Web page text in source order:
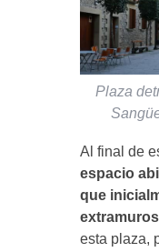
Plaza
Al final de
espacio
que
esta plaza,